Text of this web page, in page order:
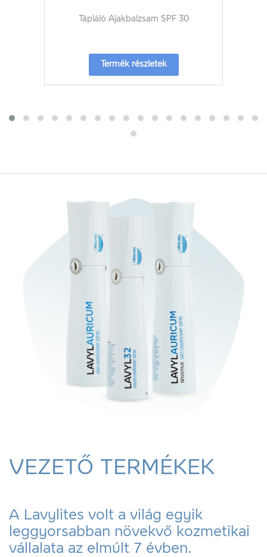
Tápláló Ajakbalzsam SPF 30
Termék részletek
VEZETŐ TERMÉKEK
A Lavylites volt a világ egyik
leggyorsabban növekvő kozmetikai
vállalata az elmúlt 7 évben.